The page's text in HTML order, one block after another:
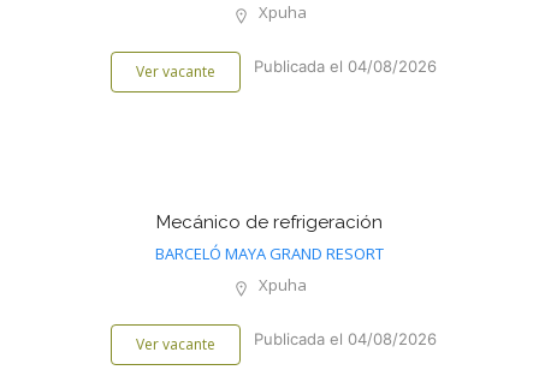
Xpuha
Ver vacante Publicada el 04/08/2026
Mecánico de refrigeración
BARCELÓ MAYA GRAND RESORT
Xpuha
Ver vacante Publicada el 04/08/2026